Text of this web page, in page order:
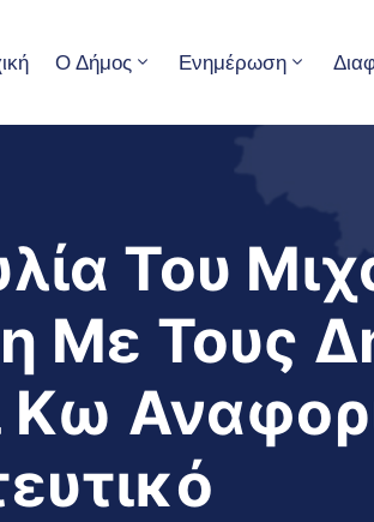
Ο Δήμος Ενημέρωση
Του
Με Τους
Κω